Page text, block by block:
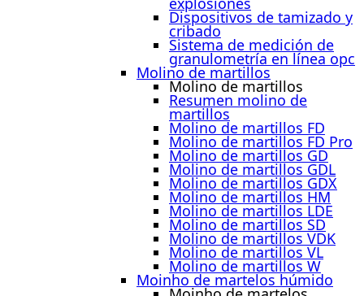
Dispositivos de tamizado y
cribado
Sistema de medición de
granulometría en línea opc
Molino de martillos
Molino de martillos
Resumen molino de
martillos
Molino de martillos FD
Molino de martillos FD Pro
Molino de martillos GD
Molino de martillos GDL
Molino de martillos GDX
Molino de martillos HM
Molino de martillos LDE
Molino de martillos SD
Molino de martillos VDK
Molino de martillos VL
Molino de martillos W
Moinho de martelos húmido